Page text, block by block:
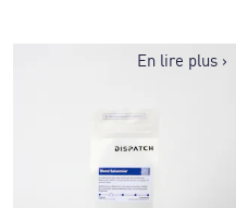
En lire plus ›